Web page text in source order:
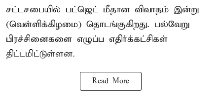
சட்டசபையில் பட்ஜெட் மீதான விவாதம் இன்று
(வெள்ளிக்கிழமை) தொடங்குகிறது. பல்வேறு
பிரச்சினைகளை எழுப்ப எதிர்க்கட்சிகள்
திட்டமிட்டுள்ளன.
Read More